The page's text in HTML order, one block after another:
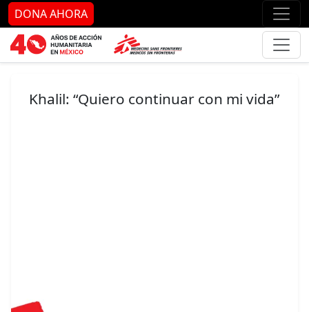
Ir al contenido principal Ir
DONA AHORA
Khalil: “Quiero continuar con mi vida”